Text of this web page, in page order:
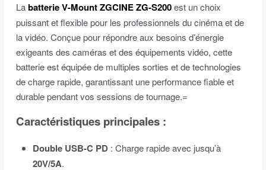
Labatterie V-Mount ZGCINE ZG-S200est un choix
puissant et flexible pour les professionnels du cinéma et de
la vidéo. Conçue pour répondre aux besoins d’énergie
exigeants des caméras et des équipements vidéo, cette
batterie est équipée de multiples sorties et de technologies
de charge rapide, garantissant une performance fiable et
durable pendant vos sessions de tournage.=
Caractéristiques principales :
Double USB-C PD : Charge rapide avec jusqu’à
20V/5A.